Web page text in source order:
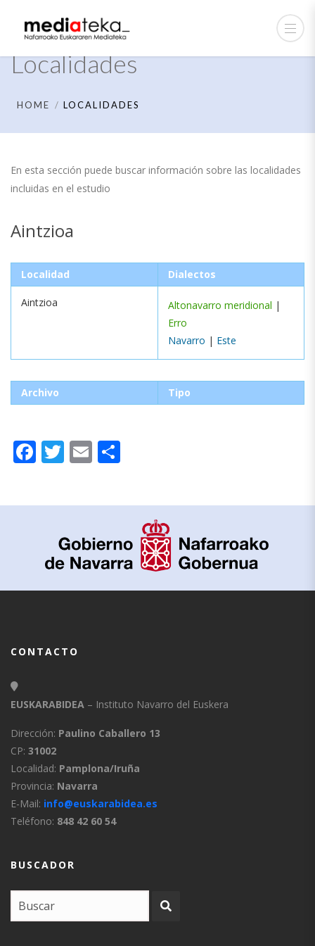
Localidades
HOME LOCALIDADES
En esta sección puede buscar información sobre las localidades
incluidas en el estudio
Aintzioa
Localidad Dialectos
Aintzioa Altonavarro meridional |
Erro
Navarro | Este
Archivo Tipo
Facebook
Twitter
Email
CONTACTO
EUSKARABIDEA – Instituto Navarro del Euskera
Dirección: Paulino Caballero 13
CP: 31002
Localidad: Pamplona/Iruña
Provincia: Navarra
E-Mail: info@euskarabidea.es
Teléfono: 848 42 60 54
BUSCADOR